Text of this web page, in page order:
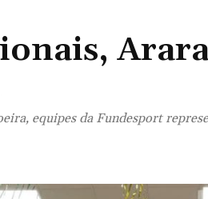
equipes da Fundesport